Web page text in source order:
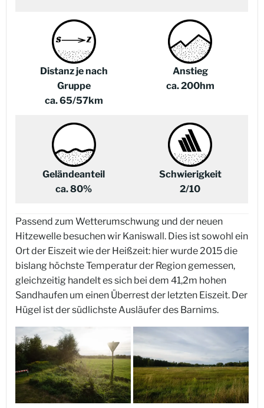
Distanz je nach
Gruppe
ca. 65/57km
Anstieg
ca. 200hm
Geländeanteil
ca. 80%
Schwierigkeit
2/10
Passend zum Wetterumschwung und der neuen
Hitzewelle besuchen wir Kaniswall. Dies ist sowohl ein
Ort der Eiszeit wie der Heißzeit: hier wurde 2015 die
bislang höchste Temperatur der Region gemessen,
gleichzeitig handelt es sich bei dem 41,2m hohen
Sandhaufen um einen Überrest der letzten Eiszeit. Der
Hügel ist der südlichste Ausläufer des Barnims.